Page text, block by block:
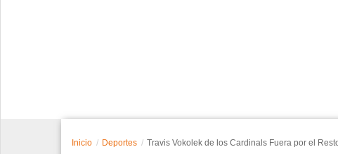
Inicio Deportes Travis Vokolek de los Cardinals Fuera por el